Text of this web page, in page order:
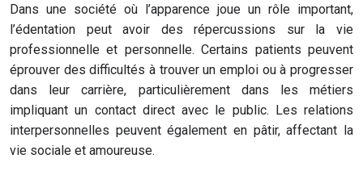
Dans une société où l’apparence joue un rôle important,
l’édentation peut avoir des répercussions sur la vie
professionnelle et personnelle. Certains patients peuvent
éprouver des difficultés à trouver un emploi ou à progresser
dans leur carrière, particulièrement dans les métiers
impliquant un contact direct avec le public. Les relations
interpersonnelles peuvent également en pâtir, affectant la
vie sociale et amoureuse.